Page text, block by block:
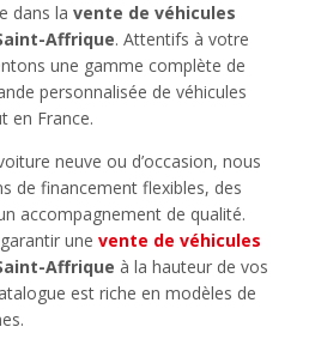
dans la vente de véhicules
Affrique. Attentifs à votre
une gamme complète de
personnalisée de véhicules
en France.
neuve ou d’occasion, nous
de financement flexibles, des
accompagnement de qualité.
une vente de véhicules
Affrique à la hauteur de vos
est riche en modèles de